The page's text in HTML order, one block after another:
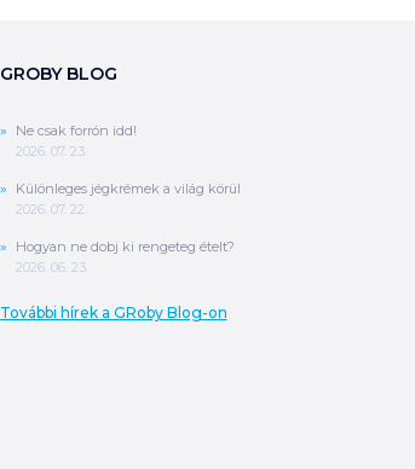
ÖSSZESEN
A végösszeg a szállítás költségét, illetve
költséget nem tartalmazza.
információ
GROBY BLOG
Ne csak forrón idd!
2026. 07. 23.
Különleges jégkrémek a világ körül
2026. 07. 22.
Hogyan ne dobj ki rengeteg ételt?
2026. 06. 23.
További hírek a GRoby Blog-on